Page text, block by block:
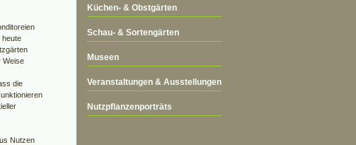
heute
Weise
die
Nutzen
Küchen- & Obstgärten
Schau- & Sortengärten
Museen
Veranstaltungen & Ausstellungen
Nutzpflanzenporträts